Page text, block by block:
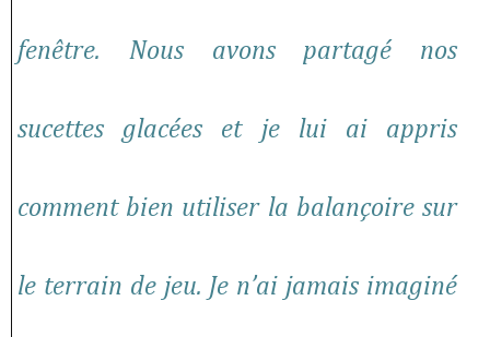
fenêtre. Nous avons partagé nos
sucettes glacées et je lui ai appris
comment bien utiliser la balançoire sur
le terrain de jeu. Je n’ai jamais imaginé